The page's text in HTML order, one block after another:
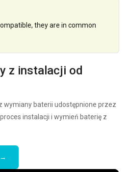
they are in common
z instalacji od
wymiany baterii udostępnione przez
instalacji i wymień baterię z